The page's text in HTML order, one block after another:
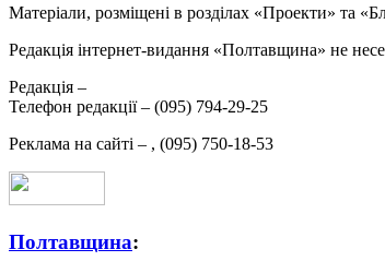
Матеріали, розміщені в розділах «Проекти» та
Редакція інтернет-видання «Полтавщина» не несе
Редакція –
Телефон редакції – (095) 794-29-25
Реклама на сайті – , (095) 750-18-53
Полтавщина: